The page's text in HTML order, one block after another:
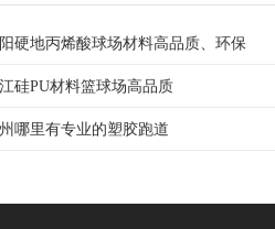
硬地丙烯酸球场材料高品质、环保
硅PU材料篮球场高品质
哪里有专业的塑胶跑道